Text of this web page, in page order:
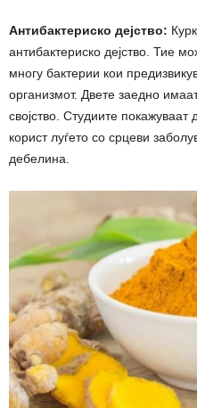
Антибактериско дејство:
антибактериско дејство. Тие
многу бактерии кои
организмот. Двете заедно
својство. Студиите
корист луѓето со срцеви
дебелина.